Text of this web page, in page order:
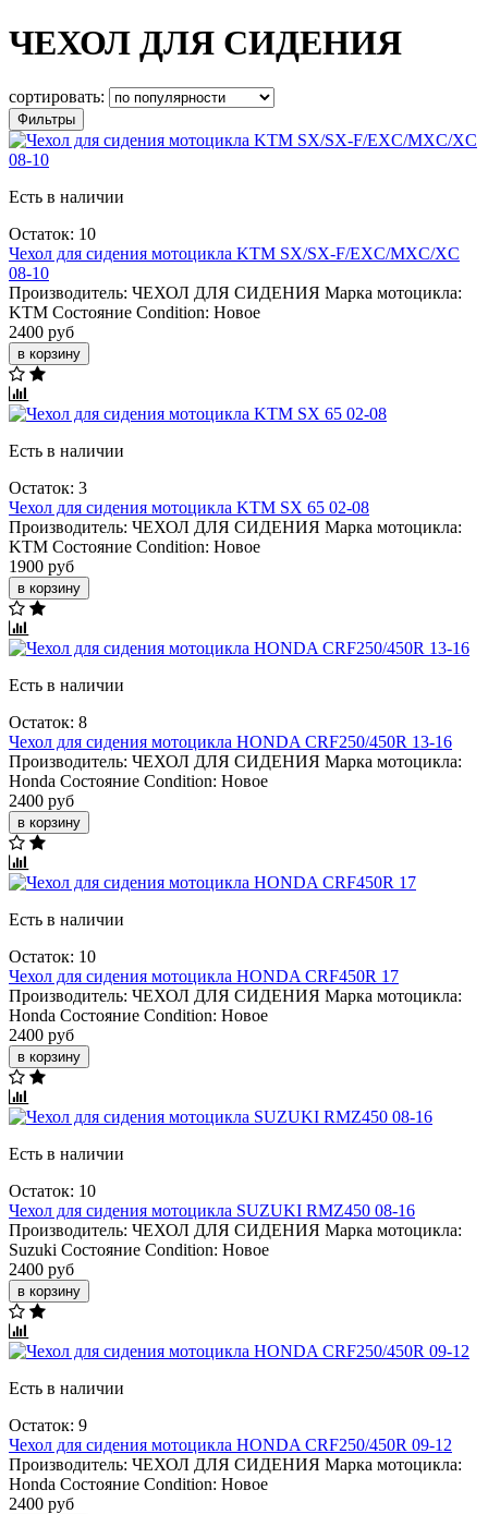
ЧЕХОЛ ДЛЯ СИДЕНИЯ
сортировать:
Фильтры
Есть в наличии
Остаток: 10
Чехол для сидения мотоцикла KTM SX/SX-F/EXC/MXC/XC
08-10
Производитель: ЧЕХОЛ ДЛЯ СИДЕНИЯ Марка мотоцикла:
KTM Состояние Condition: Новое
2400 руб
в корзину
Есть в наличии
Остаток: 3
Чехол для сидения мотоцикла KTM SX 65 02-08
Производитель: ЧЕХОЛ ДЛЯ СИДЕНИЯ Марка мотоцикла:
KTM Состояние Condition: Новое
1900 руб
в корзину
Есть в наличии
Остаток: 8
Чехол для сидения мотоцикла HONDA CRF250/450R 13-16
Производитель: ЧЕХОЛ ДЛЯ СИДЕНИЯ Марка мотоцикла:
Honda Состояние Condition: Новое
2400 руб
в корзину
Есть в наличии
Остаток: 10
Чехол для сидения мотоцикла HONDA CRF450R 17
Производитель: ЧЕХОЛ ДЛЯ СИДЕНИЯ Марка мотоцикла:
Honda Состояние Condition: Новое
2400 руб
в корзину
Есть в наличии
Остаток: 10
Чехол для сидения мотоцикла SUZUKI RMZ450 08-16
Производитель: ЧЕХОЛ ДЛЯ СИДЕНИЯ Марка мотоцикла:
Suzuki Состояние Condition: Новое
2400 руб
в корзину
Есть в наличии
Остаток: 9
Чехол для сидения мотоцикла HONDA CRF250/450R 09-12
Производитель: ЧЕХОЛ ДЛЯ СИДЕНИЯ Марка мотоцикла:
Honda Состояние Condition: Новое
2400 руб